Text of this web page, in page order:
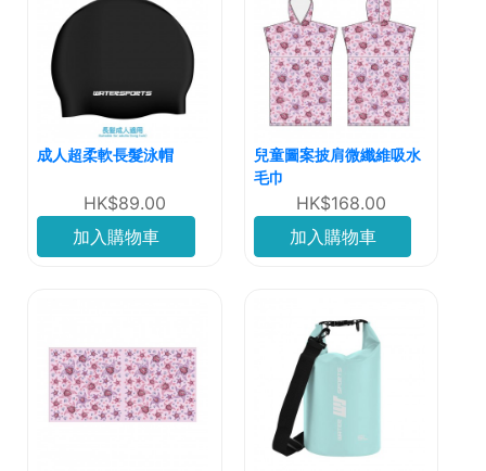
成人超柔軟長髮泳帽
HK$89.00
加入購物車
兒童圖案披肩微纖維吸水
毛巾
HK$168.00
加入購物車